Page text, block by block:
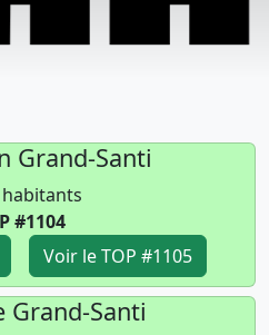
Grand-Santi
#1104
Voir le TOP #1105
Grand-Santi